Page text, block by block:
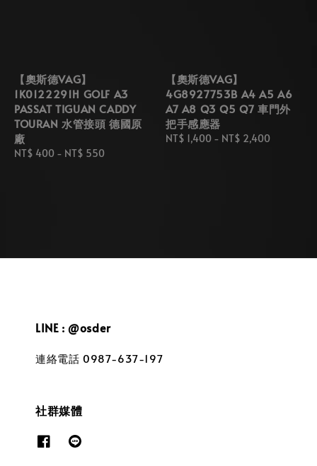
【奧斯德VAG】
1K0122291H GOLF A3
PASSAT TIGUAN CADDY
TOURAN 水管接頭 德國原
廠
Regular
NT$ 400 - NT$ 550
【奧斯德VAG】
4G8927753B A4 A5 A6
A7 A8 Q3 Q5 Q7 車門外
把手感應器
Regular
NT$ 1,400 - NT$ 2,400
LINE : @osder
連絡電話 0987-637-197
社群媒體